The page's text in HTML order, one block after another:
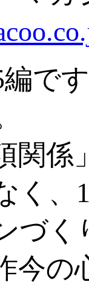
で
関
く
づ
今の